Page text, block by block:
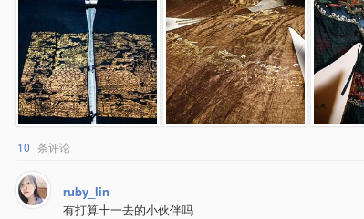
10 条评论
ruby_lin
有打算十一去的小伙伴吗